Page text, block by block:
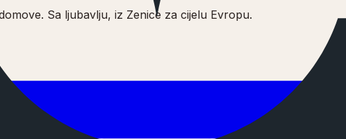
Sa ljubavlju, iz Zenice za cijelu Evropu.